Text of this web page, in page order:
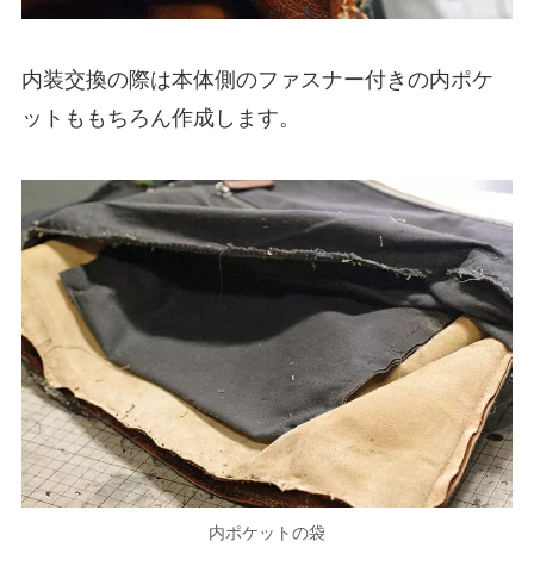
内装交換の際は本体側のファスナー付きの内ポケ
ットももちろん作成します。
内ポケットの袋